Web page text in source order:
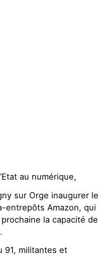
au numérique,
sur Orge inaugurer le
entrepôts Amazon, qui
la capacité de
91, militantes et